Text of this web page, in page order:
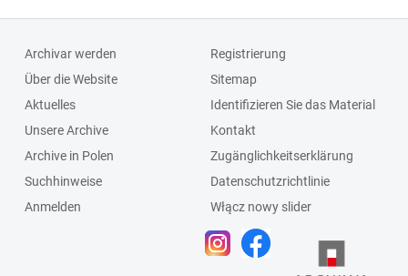
Archivar werden
Über die Website
Aktuelles
Unsere Archive
Archive in Polen
Suchhinweise
Anmelden
Registrierung
Sitemap
Identifizieren Sie das Material
Kontakt
Zugänglichkeitserklärung
Datenschutzrichtlinie
Włącz nowy slider